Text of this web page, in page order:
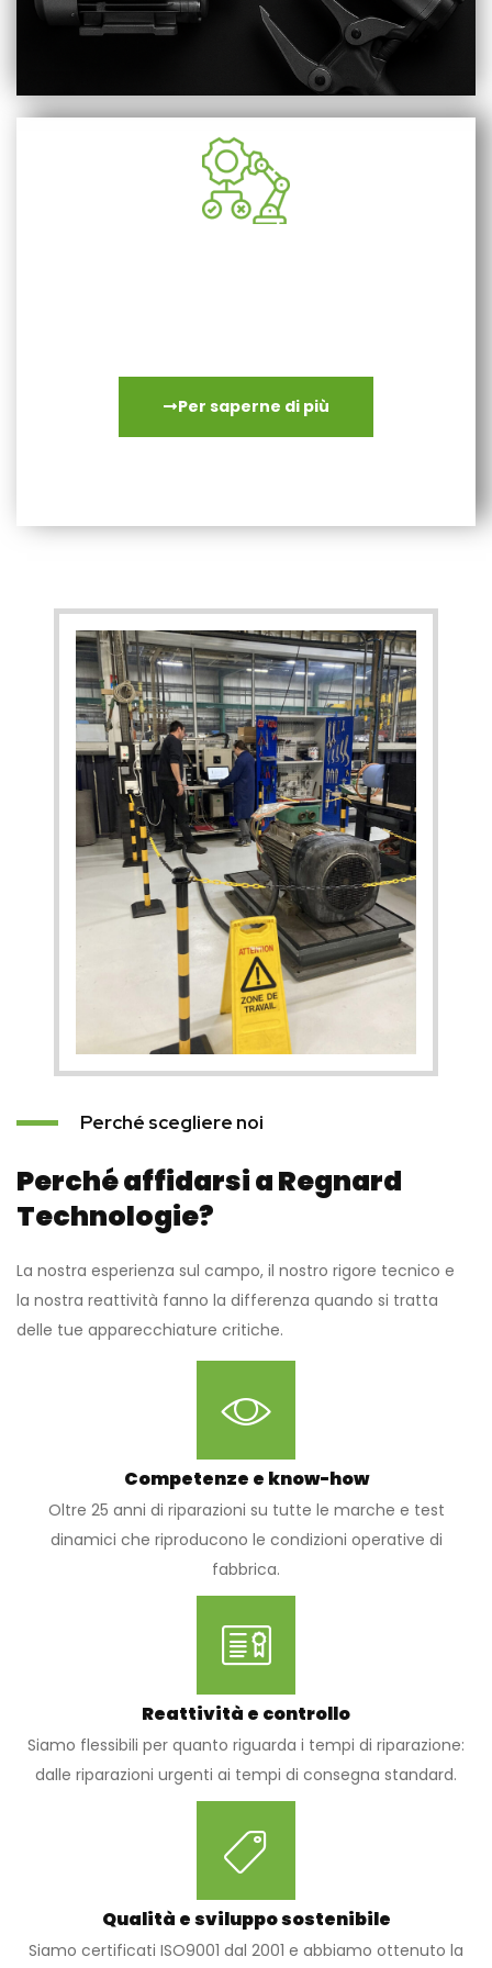
Per saperne di più
Perché scegliere noi
Perché affidarsi a Regnard
Technologie?
La nostra esperienza sul campo, il nostro rigore tecnico e
la nostra reattività fanno la differenza quando si tratta
delle tue apparecchiature critiche.
Competenze e know-how
Oltre 25 anni di riparazioni su tutte le marche e test
dinamici che riproducono le condizioni operative di
fabbrica.
Reattività e controllo
Siamo flessibili per quanto riguarda i tempi di riparazione:
dalle riparazioni urgenti ai tempi di consegna standard.
Qualità e sviluppo sostenibile
Siamo certificati ISO9001 dal 2001 e abbiamo ottenuto la